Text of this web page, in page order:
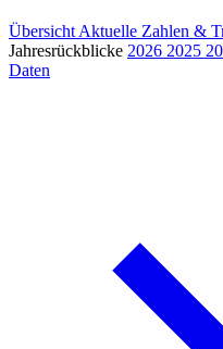
Übersicht Aktuelle Zahlen &
Jahresrückblicke 2026 2025
Daten